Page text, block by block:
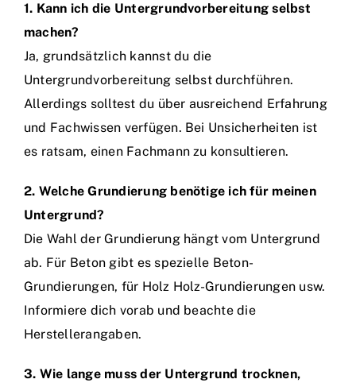
1. Kann ich die Untergrundvorbereitung selbst
machen?
Ja, grundsätzlich kannst du die
Untergrundvorbereitung selbst durchführen.
Allerdings solltest du über ausreichend Erfahrung
und Fachwissen verfügen. Bei Unsicherheiten ist
es ratsam, einen Fachmann zu konsultieren.
2. Welche Grundierung benötige ich für meinen
Untergrund?
Die Wahl der Grundierung hängt vom Untergrund
ab. Für Beton gibt es spezielle Beton-
Grundierungen, für Holz Holz-Grundierungen usw.
Informiere dich vorab und beachte die
Herstellerangaben.
3. Wie lange muss der Untergrund trocknen,